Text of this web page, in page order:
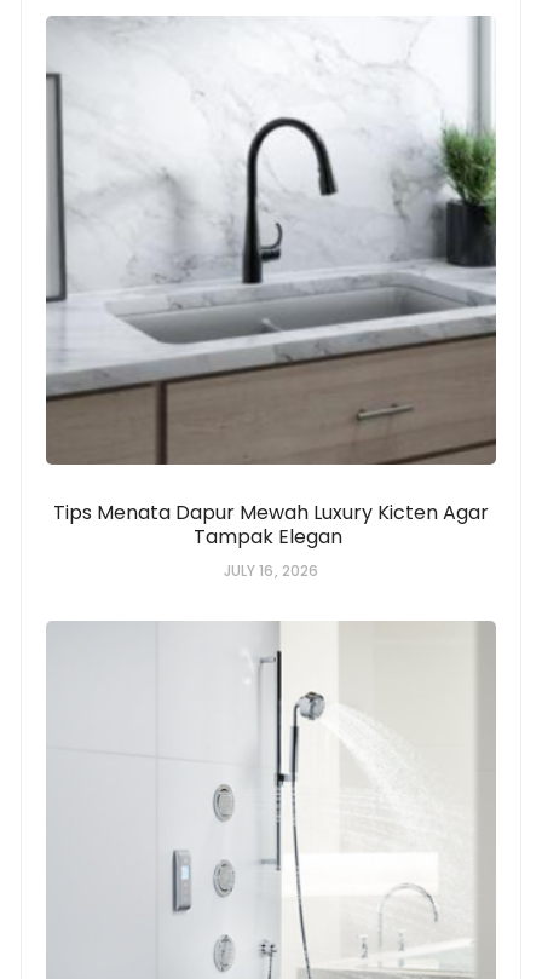
Tips Menata Dapur Mewah Luxury Kicten Agar
Tampak Elegan
JULY 16, 2026